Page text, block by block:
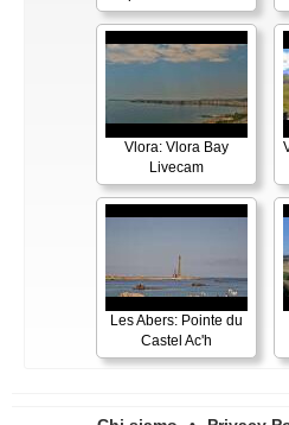
Vlora: Vlora Bay
Livecam
Les Abers: Pointe du
Castel Ac'h